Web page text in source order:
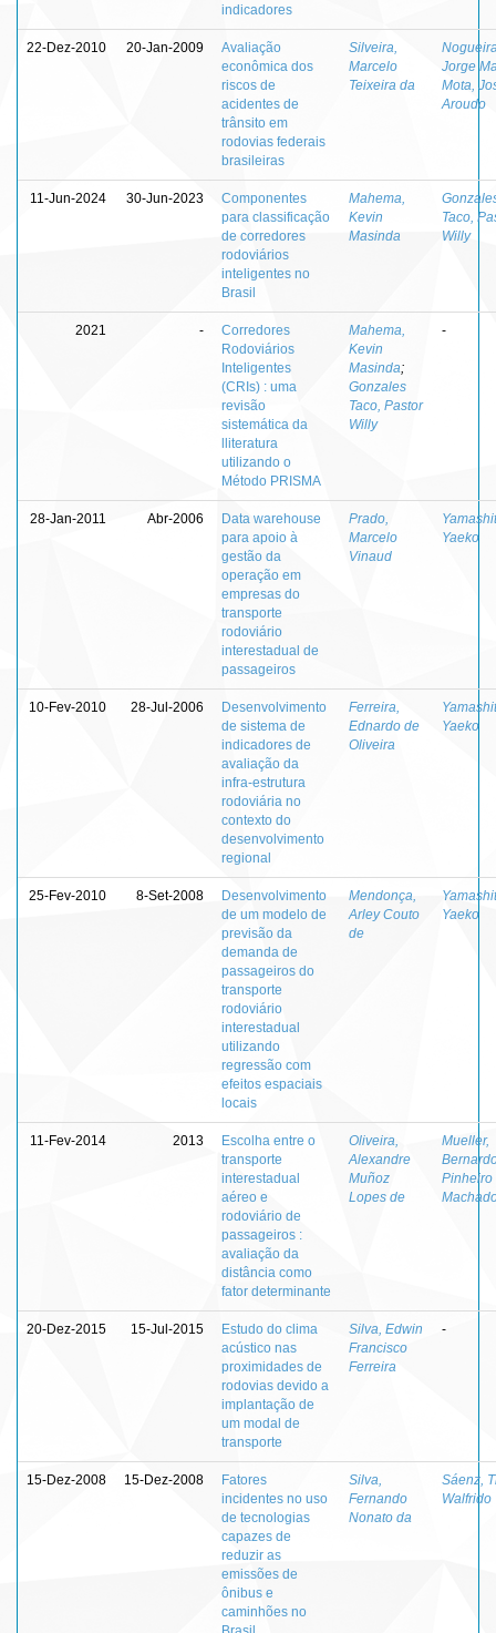
indicadores
22-Dez-2010 20-Jan-2009
Avaliação
econômica dos
riscos de
acidentes de
trânsito em
rodovias federais
brasileiras
Silveira,
Marcelo
Teixeira da
Jorge
Mota,
Aroudo
11-Jun-2024 30-Jun-2023
Componentes
para classificação
de corredores
rodoviários
inteligentes no
Brasil
Mahema,
Kevin
Masinda
Taco,
Willy
2021 -
Corredores
Rodoviários
Inteligentes
(CRIs) : uma
revisão
sistemática da
lliteratura
utilizando o
Método PRISMA
Mahema,
Kevin
Masinda;
Gonzales
Taco, Pastor
Willy
-
28-Jan-2011 Abr-2006
Data warehouse
para apoio à
gestão da
operação em
empresas do
transporte
rodoviário
interestadual de
passageiros
Prado,
Marcelo
Vinaud
Yaeko
10-Fev-2010 28-Jul-2006
Desenvolvimento
de sistema de
indicadores de
avaliação da
infra-estrutura
rodoviária no
contexto do
desenvolvimento
regional
Ferreira,
Ednardo de
Oliveira
Yaeko
25-Fev-2010 8-Set-2008
Desenvolvimento
de um modelo de
previsão da
demanda de
passageiros do
transporte
rodoviário
interestadual
utilizando
regressão com
efeitos espaciais
locais
Mendonça,
Arley Couto
de
Yaeko
11-Fev-2014 2013
Escolha entre o
transporte
interestadual
aéreo e
rodoviário de
passageiros :
avaliação da
distância como
fator determinante
Oliveira,
Alexandre
Muñoz
Lopes de
Mueller,
Pinheiro
20-Dez-2015 15-Jul-2015
Estudo do clima
acústico nas
proximidades de
rodovias devido a
implantação de
um modal de
transporte
Silva, Edwin
Francisco
Ferreira
-
15-Dez-2008 15-Dez-2008
Fatores
incidentes no uso
de tecnologias
capazes de
reduzir as
emissões de
ônibus e
caminhões no
Silva,
Fernando
Nonato da
Sáenz,
Walfrido